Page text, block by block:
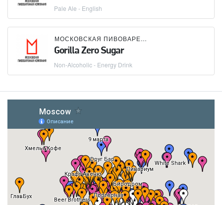
Pale Ale - English
МОСКОВСКАЯ ПИВОВАРЕННАЯ КОМПАНИЯ (МПК)
Gorilla Zero Sugar
Non-Alcoholic - Energy Drink